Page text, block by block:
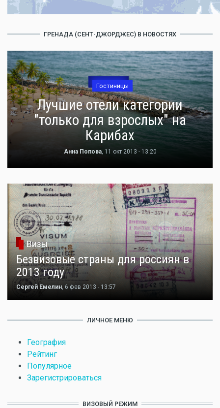
ГРЕНАДА (СЕНТ-ДЖОРДЖЕС) В НОВОСТЯХ
Гостиницы
Лучшие отели категории
"только для взрослых" на
Карибах
Анна Попова, 11 окт 2013 - 13:20
Визы
Безвизовые страны для россиян в
2013 году
Сергей Емелин , 6 фев 2013 - 13:57
ЛИЧНОЕ МЕНЮ
География
Рейтинг
Популярное
Зарегистрироваться
ВИЗОВЫЙ РЕЖИМ